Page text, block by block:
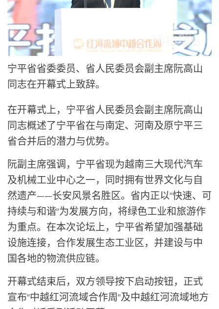
宁平省省委委员、省人民委员会副主席阮高山
同志在开幕式上致辞。
在开幕式上，宁平省人民委员会副主席阮高山
同志概述了宁平省在与南定、河南及原宁平三
省合并后的潜力与优势。
阮副主席强调，宁平省现为越南三大现代汽车
及机械工业中心之一，同时拥有世界文化与自
然遗产——长安风景名胜区。省内正以“快速、可
持续与和谐”为发展方向，将绿色工业和旅游作
为重点。在本次论坛上，宁平省希望加强基础
设施连接，合作发展生态工业区，并建设与中
国各地的物流供应链。
开幕式结束后，双方领导按下启动按钮，正式
宣布“中越红河流域合作周”及中越红河流域地方